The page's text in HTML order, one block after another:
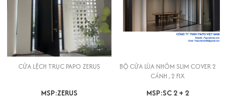
CỬA LỆCH TRỤC PAPO ZERUS
MSP:ZERUS
BỘ CỬA LÙA NHÔM SLIM COVER 2
CÁNH , 2 FIX
MSP:SC 2 + 2